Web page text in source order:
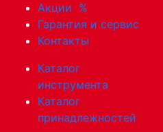
Акции %
Гарантия и сервис
Контакты
Каталог
инструмента
Каталог
принадлежностей